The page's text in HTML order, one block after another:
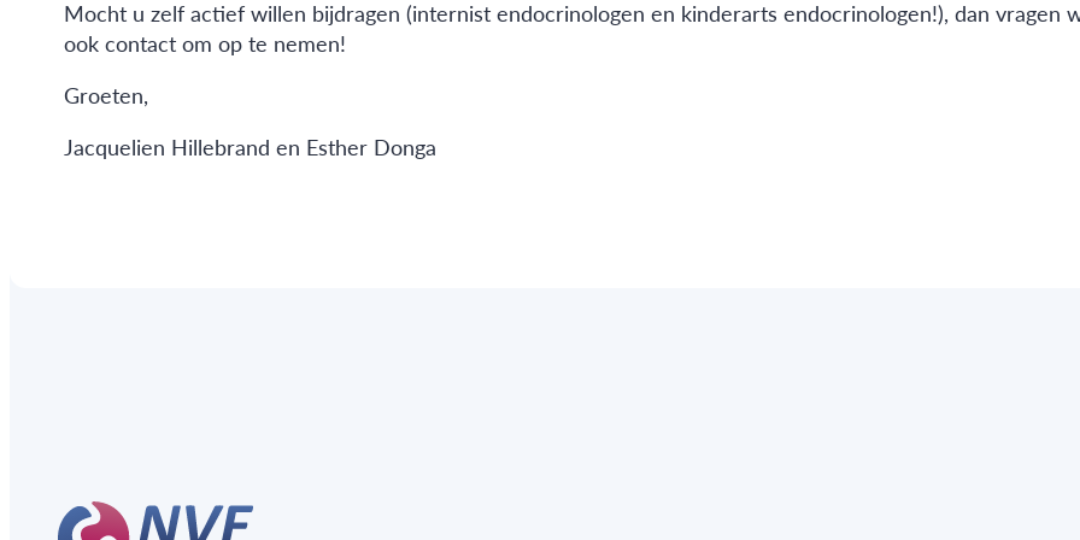
Mocht u zelf actief willen bijdragen (internist endocrinologen en kinderarts endocrinologen!), dan vragen
ook contact om op te nemen!
Groeten,
Jacquelien Hillebrand en Esther Donga